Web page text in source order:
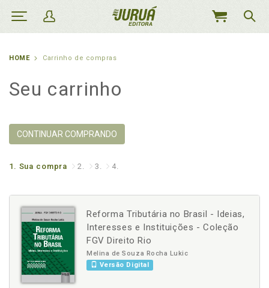
MEU
HOME Carrinho de compras
Seu carrinho
CONTINUAR COMPRANDO
1. Sua compra 2. 3. 4.
Reforma Tributária no Brasil - Ideias,
Interesses e Instituições - Coleção
FGV Direito Rio
Melina de Souza Rocha Lukic
Versão Digital